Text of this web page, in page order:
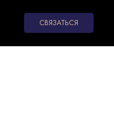
СВЯЗАТЬСЯ